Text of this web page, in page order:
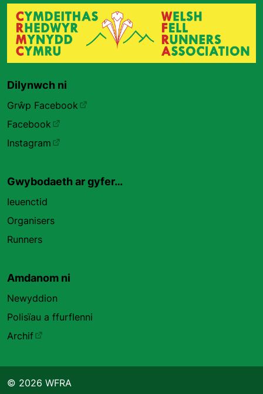
Dilynwch ni
Grŵp Facebook
Facebook
Instagram
Gwybodaeth ar gyfer…
Ieuenctid
Organisers
Runners
Amdanom ni
Newyddion
Polisïau a ffurflenni
Archif
© 2026 WFRA